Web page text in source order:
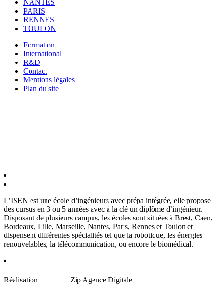
NANTES
PARIS
RENNES
TOULON
Formation
International
R&D
Contact
Mentions légales
Plan du site
L’ISEN est une école d’ingénieurs avec prépa intégrée, elle propose
des cursus en 3 ou 5 années avec à la clé un diplôme d’ingénieur.
Disposant de plusieurs campus, les écoles sont situées à Brest, Caen,
Bordeaux, Lille, Marseille, Nantes, Paris, Rennes et Toulon et
dispensent différentes spécialités tel que la robotique, les énergies
renouvelables, la télécommunication, ou encore le biomédical.
Réalisation Zip Agence Digitale